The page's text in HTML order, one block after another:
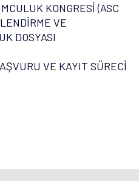
KONGRESİ (ASC
VE
DOSYASI
VE KAYIT SÜRECİ